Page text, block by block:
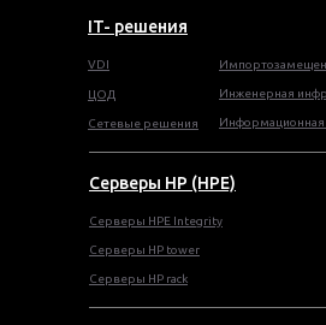
Серверы HP (HPE)
Серверы HPE Integrity
Cерверы HP tower
Cерверы HP rack
VDI
ЦОД
Сетевые решения
Инженерная
Информационная
IT- решения